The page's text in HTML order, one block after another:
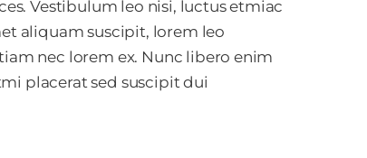
Vestibulum leo nisi, luctus etmiac
aliquam suscipit, lorem leo
nec lorem ex. Nunc libero enim
placerat sed suscipit dui